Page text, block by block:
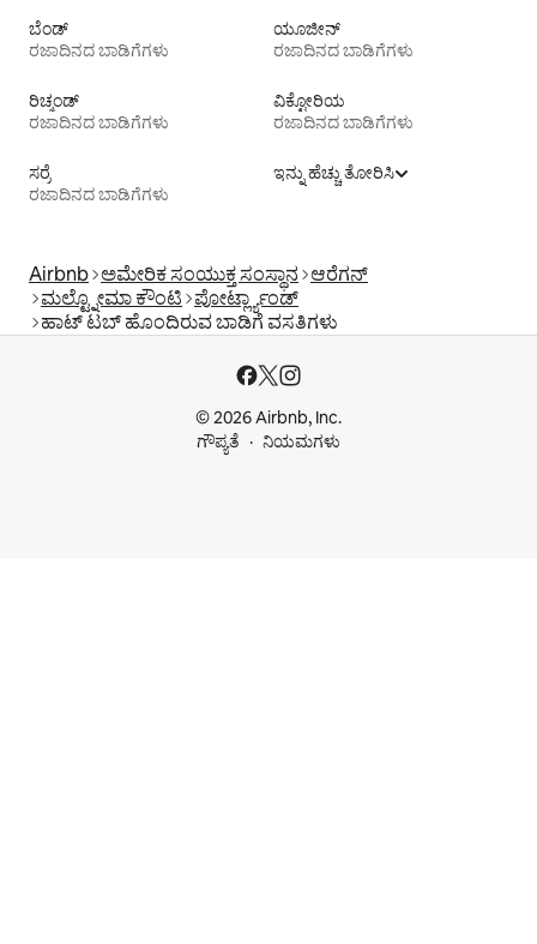
ಬೆಂಡ್
ರಜಾದಿನದ ಬಾಡಿಗೆಗಳು
ಯೂಜೀನ್
ರಜಾದಿನದ ಬಾಡಿಗೆಗಳು
ರಿಚ್ಮಂಡ್
ರಜಾದಿನದ ಬಾಡಿಗೆಗಳು
ವಿಕ್ಟೋರಿಯ
ರಜಾದಿನದ ಬಾಡಿಗೆಗಳು
ಸರ್ರೆ
ರಜಾದಿನದ ಬಾಡಿಗೆಗಳು
ಇನ್ನು ಹೆಚ್ಚು ತೋರಿಸಿ
Airbnb ಅಮೇರಿಕ ಸಂಯುಕ್ತ ಸಂಸ್ಥಾನ ಆರೆಗನ್
ಮಲ್ಟ್ನೋಮಾ ಕೌಂಟಿ ಪೋರ್ಟ್ಲ್ಯಾಂಡ್
ಹಾಟ್ ಟಬ್ ಹೊಂದಿರುವ ಬಾಡಿಗೆ ವಸತಿಗಳು
© 2026 Airbnb, Inc.
ಗೌಪ್ಯತೆ
ನಿಯಮಗಳು